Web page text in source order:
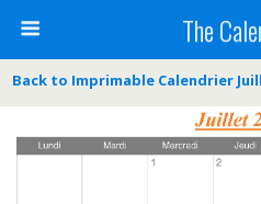
The
Back to Imprimable Calendrier